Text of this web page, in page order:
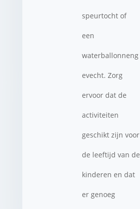
speurtocht of
een
waterballonneng
evecht. Zorg
ervoor dat de
activiteiten
geschikt zijn voor
de leeftijd van de
kinderen en dat
er genoeg